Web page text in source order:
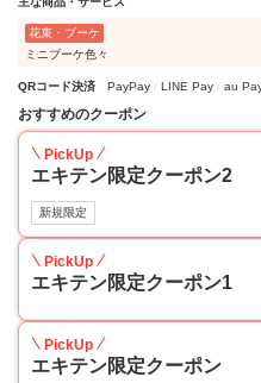
花束・ブーケ
ミニブーケ色々
QRコード決済 PayPay LINE Pay au
おすすめのクーポン
PickUp
エキテン限定クーポン2
新規限定
PickUp
エキテン限定クーポン1
PickUp
エキテン限定クーポン